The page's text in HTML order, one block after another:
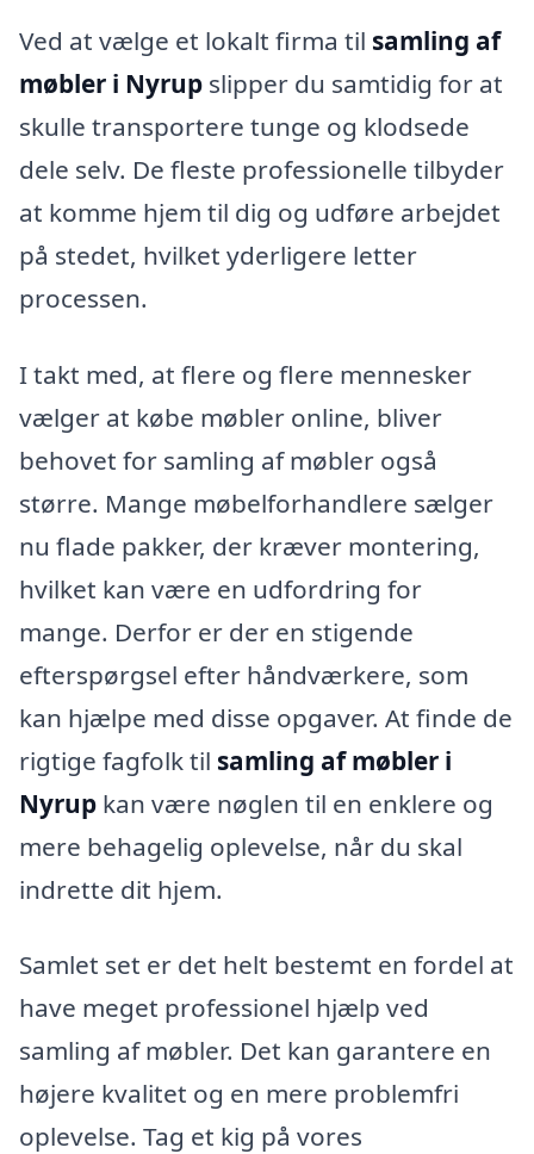
Ved at vælge et lokalt firma til samling af
møbler i Nyrup slipper du samtidig for at
skulle transportere tunge og klodsede
dele selv. De fleste professionelle tilbyder
at komme hjem til dig og udføre arbejdet
på stedet, hvilket yderligere letter
processen.
I takt med, at flere og flere mennesker
vælger at købe møbler online, bliver
behovet for samling af møbler også
større. Mange møbelforhandlere sælger
nu flade pakker, der kræver montering,
hvilket kan være en udfordring for
mange. Derfor er der en stigende
efterspørgsel efter håndværkere, som
kan hjælpe med disse opgaver. At finde de
rigtige fagfolk til samling af møbler i
Nyrup kan være nøglen til en enklere og
mere behagelig oplevelse, når du skal
indrette dit hjem.
Samlet set er det helt bestemt en fordel at
have meget professionel hjælp ved
samling af møbler. Det kan garantere en
højere kvalitet og en mere problemfri
oplevelse. Tag et kig på vores